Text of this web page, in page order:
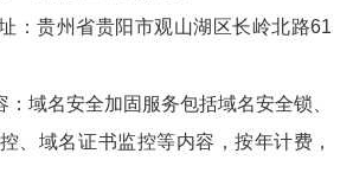
：贵州省贵阳市观山湖区长岭北路61
：域名安全加固服务包括域名安全锁、
、域名证书监控等内容，按年计费，